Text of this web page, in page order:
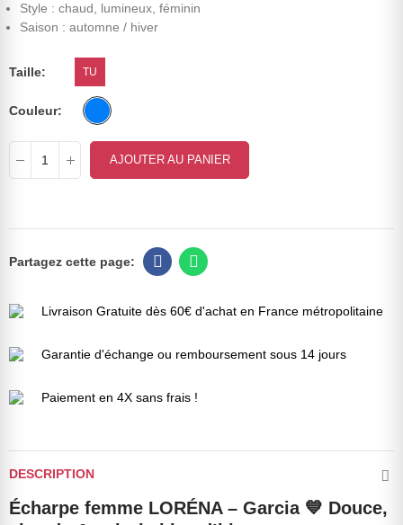
Style : chaud, lumineux, féminin
Saison : automne / hiver
Taille TU
Couleur
AJOUTER AU PANIER
Livraison Gratuite dès 60€ d'achat en France métropolitaine
Garantie d'échange ou remboursement sous 14 jours
Paiement en 4X sans frais !
DESCRIPTION
Écharpe femme LORÉNA – Garcia 💙 Douce,